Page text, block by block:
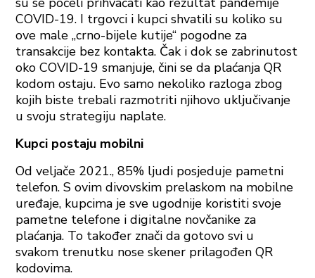
COVID-19. I trgovci i kupci shvatili su koliko su
ove male „crno-bijele kutije“ pogodne za
transakcije bez kontakta. Čak i dok se zabrinutost
oko COVID-19 smanjuje, čini se da plaćanja QR
kodom ostaju. Evo samo nekoliko razloga zbog
kojih biste trebali razmotriti njihovo uključivanje
u svoju strategiju naplate.
Kupci postaju mobilni
Od veljače 2021., 85% ljudi posjeduje pametni
telefon. S ovim divovskim prelaskom na mobilne
uređaje, kupcima je sve ugodnije koristiti svoje
pametne telefone i digitalne novčanike za
plaćanja. To također znači da gotovo svi u
svakom trenutku nose skener prilagođen QR
kodovima.